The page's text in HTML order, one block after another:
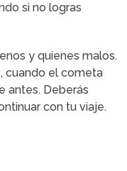
si no logras
y quienes malos.
cuando el cometa
antes. Deberás
con tu viaje.